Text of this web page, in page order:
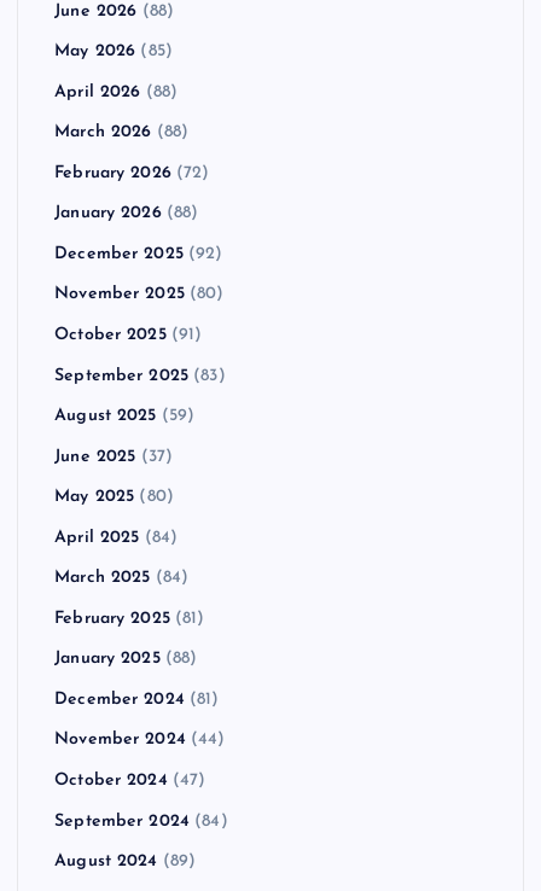
June 2026 (88)
May 2026 (85)
April 2026 (88)
March 2026 (88)
February 2026(72)
January 2026(88)
December 2025(92)
November 2025(80)
October 2025(91)
September 2025 (83)
August 2025 (59)
June 2025 (37)
May 2025 (80)
April 2025 (84)
March 2025 (84)
February 2025(81)
January 2025(88)
December 2024 (81)
November 2024 (44)
October 2024 (47)
September 2024 (84)
August 2024 (89)